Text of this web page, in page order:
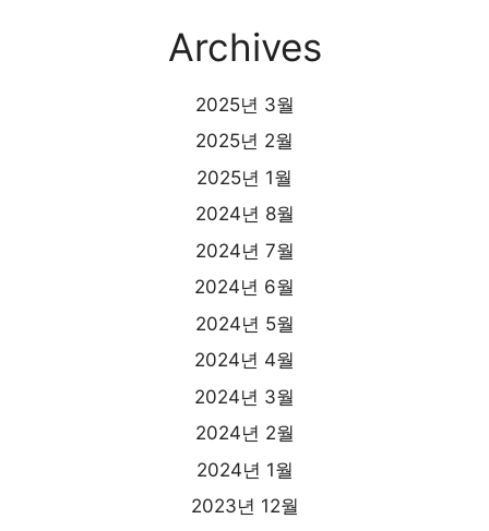
Archives
2025년 3월
2025년 2월
2025년 1월
2024년 8월
2024년 7월
2024년 6월
2024년 5월
2024년 4월
2024년 3월
2024년 2월
2024년 1월
2023년 12월